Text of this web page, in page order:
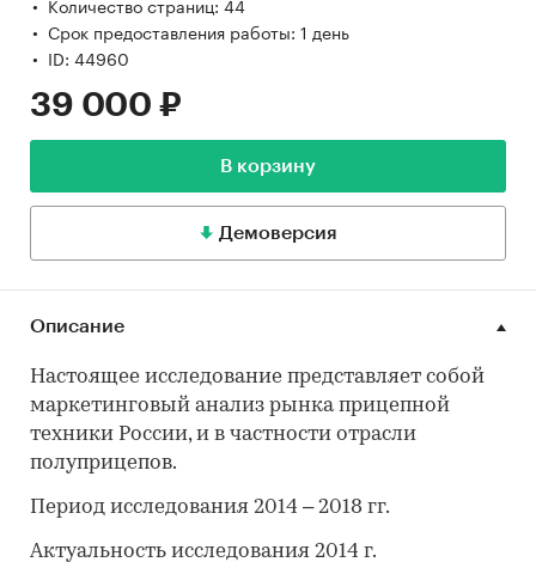
Срок предоставления работы: 1 день
ID: 44960
39 000 ₽
В корзину
Демоверсия
Описание
Настоящее исследование представляет собой
маркетинговый анализ рынка прицепной
техники России, и в частности отрасли
полуприцепов.
Период исследования 2014 – 2018 гг.
Актуальность исследования 2014 г.